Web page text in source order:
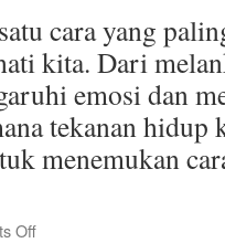
cara yang
kita. Dari
emosi dan
tekanan hidup
menemukan
Offon